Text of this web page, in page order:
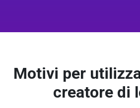
Motivi per
creatore di